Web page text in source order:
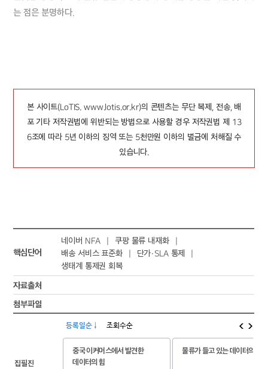
는 점은 분명하다.
본 사이트(LoTIS. www.lotis.or.kr)의 콘텐츠는 무단 복제, 전송, 배
포 기타 저작권법에 위반되는 방법으로 사용할 경우 저작권법 제 13
6조에 따라 5년 이하의 징역 또는 5천만원 이하의 벌금에 처해질 수
있습니다.
핵심단어
네이버 NFA
쿠팡 물류 내재화
배송 서비스 표준화
단가·SLA 통제
생태계 통제권 회복
자료출처
첨부파일
집필진
등록일순↓ 조회수순
중국 이커머스에서 발견한
데이터의 힘
물류가 들고 있는 데이터의 무게